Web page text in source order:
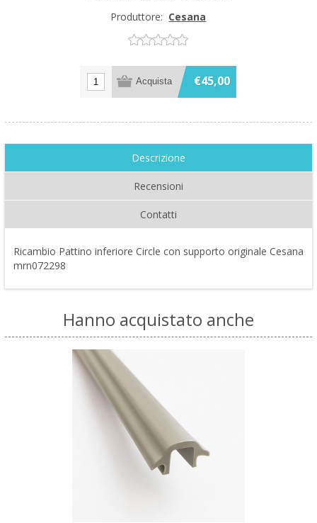
Produttore: Cesana
€45,00
Descrizione
Recensioni
Contatti
Ricambio Pattino inferiore Circle con supporto originale Cesana
mrn072298
Hanno acquistato anche